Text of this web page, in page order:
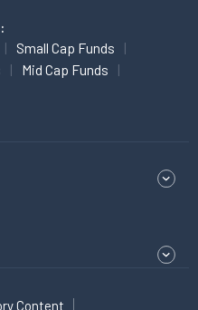
Small Cap Funds
Mid Cap Funds
Content